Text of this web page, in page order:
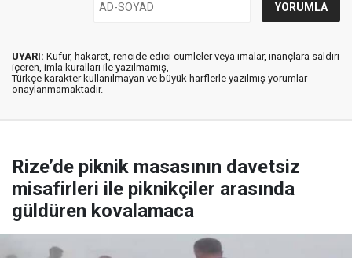
UYARI: Küfür, hakaret, rencide edici cümleler veya imalar, inançlara saldırı
içeren, imla kuralları ile yazılmamış,
Türkçe karakter kullanılmayan ve büyük harflerle yazılmış yorumlar
onaylanmamaktadır.
Rize’de piknik masasının davetsiz
misafirleri ile piknikçiler arasında
güldüren kovalamaca